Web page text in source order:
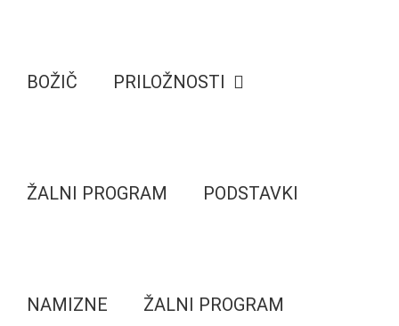
BOŽIČ PRILOŽNOSTI
ŽALNI PROGRAM PODSTAVKI
NAMIZNE ŽALNI PROGRAM